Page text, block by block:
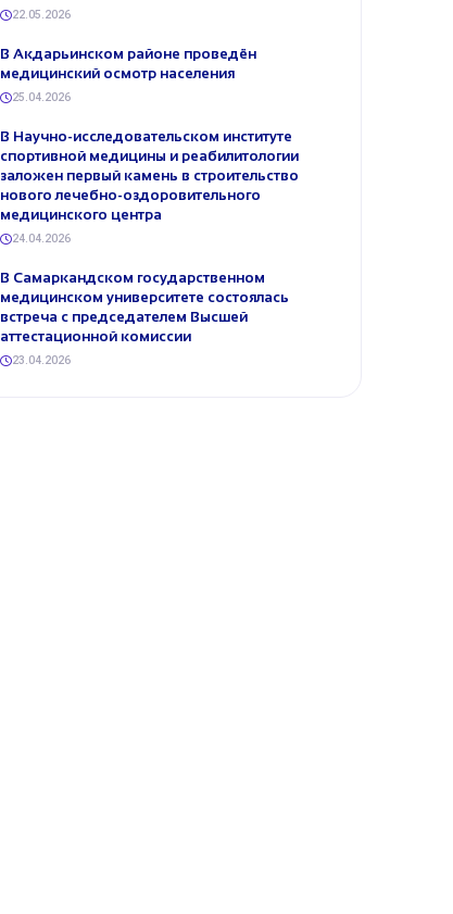
22.05.2026
В Акдарьинском районе проведён
медицинский осмотр населения
25.04.2026
В Научно-исследовательском институте
спортивной медицины и реабилитологии
заложен первый камень в строительство
нового лечебно-оздоровительного
медицинского центра
24.04.2026
В Самаркандском государственном
медицинском университете состоялась
встреча с председателем Высшей
аттестационной комиссии
23.04.2026